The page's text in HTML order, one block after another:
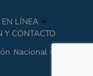
LÍNEA
Y CONTACTO
Nacional CDMX.